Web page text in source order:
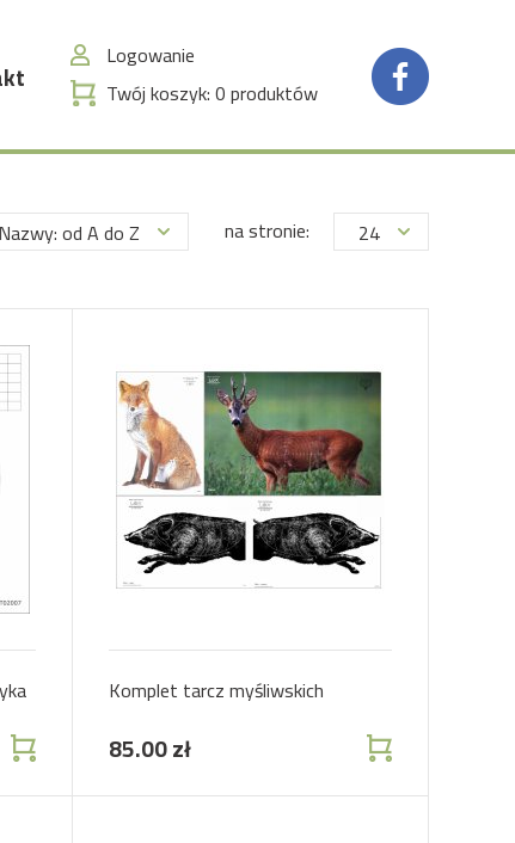
Logowanie
Twój koszyk:0produktów
Nazwy: od A do Z na stronie: 24
Komplet tarcz myśliwskich
85.00 zł